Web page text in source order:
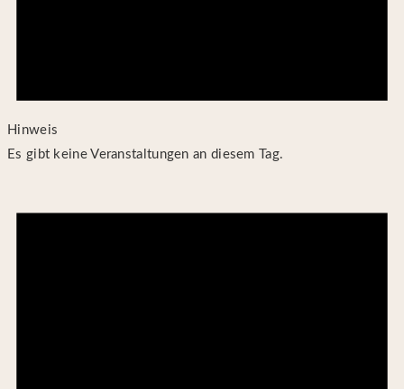
Hinweis
Es gibt keine Veranstaltungen an diesem Tag.